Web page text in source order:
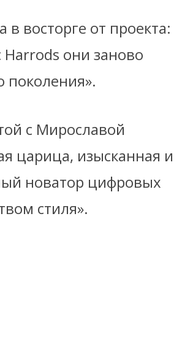
восторге от проекта:
они заново
с Мирославой
царица, изысканная и
новатор цифровых
стиля».